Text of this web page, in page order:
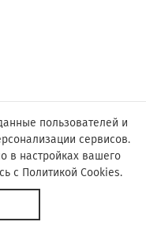
пользователей и
сервисов.
в настройках вашего
с Политикой Cookies.